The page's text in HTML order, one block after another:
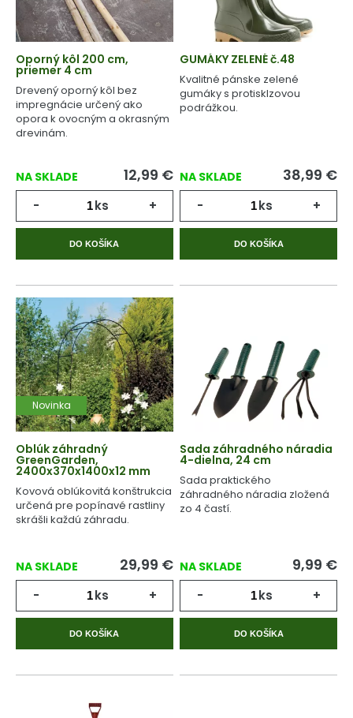
Oporný kôl 200 cm,
priemer 4 cm
Drevený oporný kôl bez
impregnácie určený ako
opora k ovocným a okrasným
drevinám.
NA SKLADE 12,99 €
- ks +
DO KOŠÍKA
GUMÁKY ZELENÉ č.48
Kvalitné pánske zelené
gumáky s protisklzovou
podrážkou.
NA SKLADE 38,99 €
- ks +
DO KOŠÍKA
Novinka
Oblúk záhradný
GreenGarden,
2400x370x1400x12 mm
Kovová oblúkovitá konštrukcia
určená pre popínavé rastliny
skrášli každú záhradu.
NA SKLADE 29,99 €
- ks +
DO KOŠÍKA
Sada záhradného náradia
4-dielna, 24 cm
Sada praktického
záhradného náradia zložená
zo 4 častí.
NA SKLADE 9,99 €
- ks +
DO KOŠÍKA